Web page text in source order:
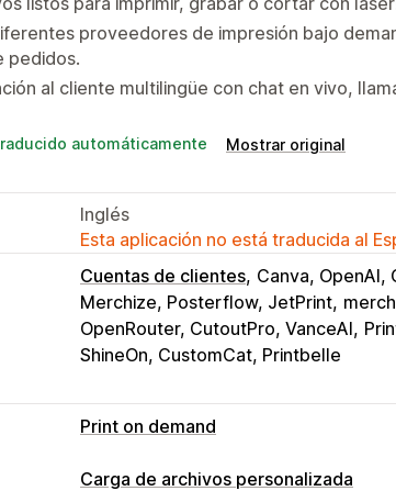
proveedores de impresión bajo
pedidos.
al cliente multilingüe con chat en vivo,
automáticamente Mostrar original
Inglés
Esta aplicación no está traducida al
Cuentas de clientes Canva, OpenAI,
Merchize, Posterflow, JetPrint
OpenRouter, CutoutPro, VanceAI
ShineOn, CustomCat, Printbelle
Print on demand
Personalización de productos
Carga de archivos personalizada